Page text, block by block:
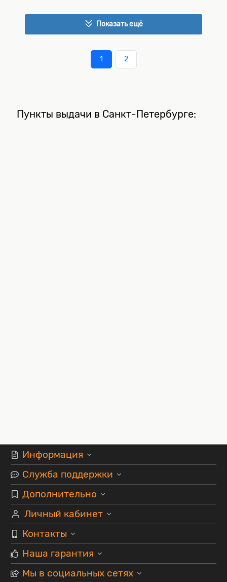
Показать ещё
1 2
Пункты выдачи в Санкт-Петербурге:
Информация
Служба поддержки
Дополнительно
Личный кабинет
Контакты
Наша гарантия
Мы в социальных сетях